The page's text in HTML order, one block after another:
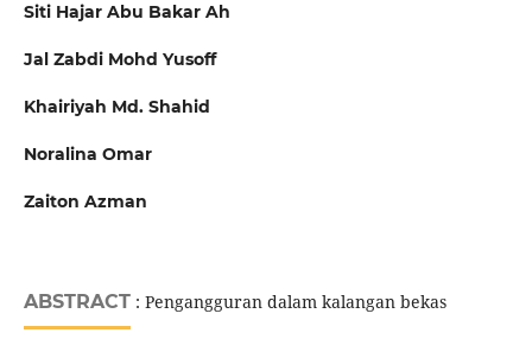
Siti Hajar Abu Bakar Ah
Jal Zabdi Mohd Yusoff
Khairiyah Md. Shahid
Noralina Omar
Zaiton Azman
ABSTRACT: Pengangguran dalam kalangan bekas